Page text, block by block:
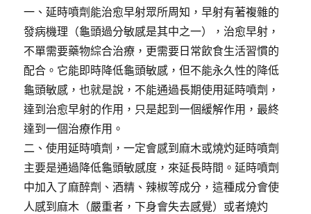
一、延時噴劑能治愈早射眾所周知，早射有著複雜的
發病機理（龜頭過分敏感是其中之一），治愈早射，
不單需要藥物綜合治療，更需要日常飲食生活習慣的
配合。它能即時降低龜頭敏感，但不能永久性的降低
龜頭敏感，也就是說，不能通過長期使用延時噴劑，
達到治愈早射的作用，只是起到一個緩解作用，最終
達到一個治療作用。
二、使用延時噴劑，一定會感到麻木或燒灼延時噴劑
主要是通過降低龜頭敏感度，來延長時間。延時噴劑
中加入了麻醉劑、酒精、辣椒等成分，這種成分會使
人感到麻木（嚴重者，下身會失去感覺）或者燒灼